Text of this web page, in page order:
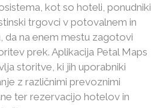
kot so hoteli, ponudniki
trgovci v potovalnem in
na enem mestu zagotovi
prek. Aplikacija Petal Maps
storitve, ki jih uporabniki
z različnimi prevoznimi
ter rezervacijo hotelov in